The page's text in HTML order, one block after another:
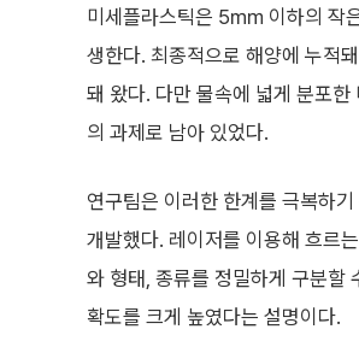
미세플라스틱은 5㎜ 이하의 작
생한다. 최종적으로 해양에 누적
돼 왔다. 다만 물속에 넓게 분포한
의 과제로 남아 있었다.
연구팀은 이러한 한계를 극복하
개발했다. 레이저를 이용해 흐르
와 형태, 종류를 정밀하게 구분할
확도를 크게 높였다는 설명이다.